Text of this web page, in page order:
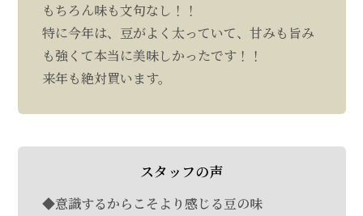
もちろん味も文句なし！！
特に今年は、豆がよく太っていて、甘みも旨み
も強くて本当に美味しかったです！！
来年も絶対買います。
スタッフの声
◆意識するからこそより感じる豆の味